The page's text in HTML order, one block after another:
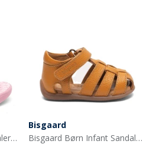
Bisgaard Piger Paul Sandaler Rose
Bisgaard
Bisgaard Børn Infant Sandaler Flerfarvet